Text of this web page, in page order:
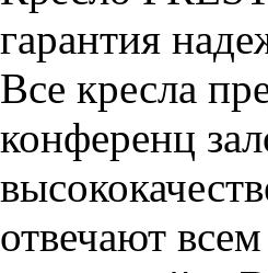
гарантия
Все кресла
конференц
отвечают